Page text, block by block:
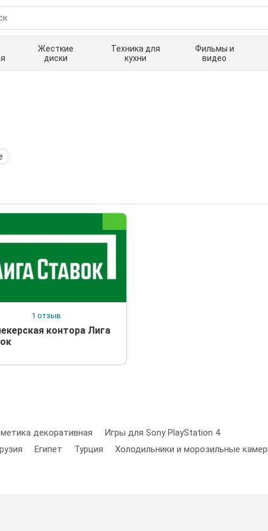
Жесткие
диски
Техника для
кухни
Фильмы и
видео
1 отзыв
контора Лига
декоративная
Игры для Sony PlayStation 4
Египет Турция Холодильники и морозильные